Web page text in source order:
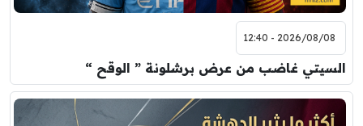
2026/08/08 - 12:40
السيتي غاضب من عرض برشلونة ” الوقح “